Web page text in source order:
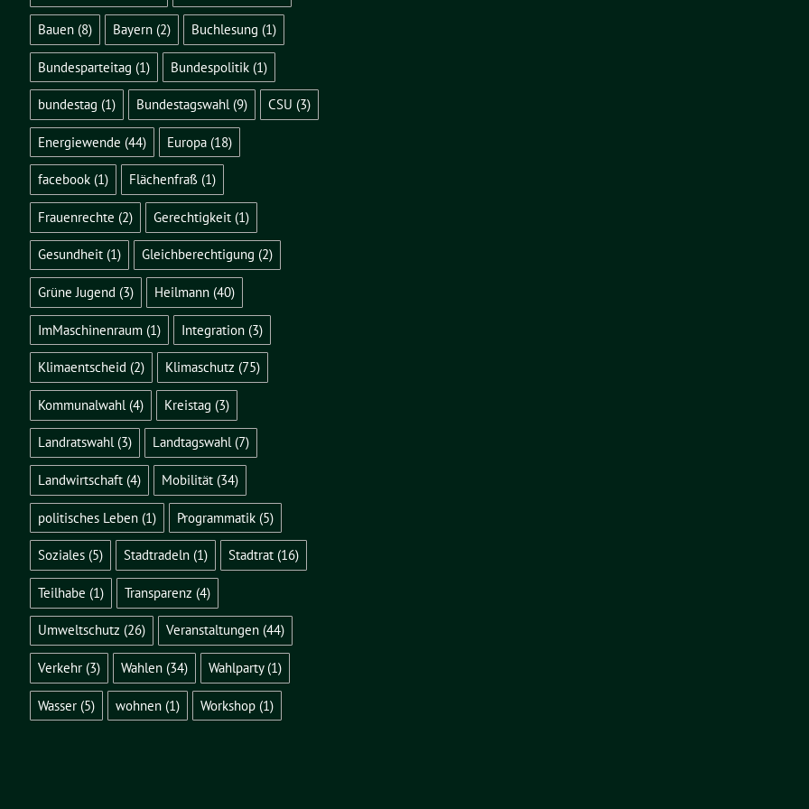
Bauen (8) Bayern(2) Buchlesung (1)
Bundesparteitag (1) Bundespolitik(1)
bundestag (1) Bundestagswahl(9) CSU (3)
Energiewende (44) Europa(18)
facebook (1) Flächenfraß(1)
Frauenrechte (2) Gerechtigkeit(1)
Gesundheit (1) Gleichberechtigung (2)
Grüne Jugend (3) Heilmann(40)
ImMaschinenraum (1) Integration(3)
Klimaentscheid (2) Klimaschutz (75)
Kommunalwahl(4) Kreistag (3)
Landratswahl(3) Landtagswahl(7)
Landwirtschaft (4) Mobilität(34)
politisches Leben (1) Programmatik(5)
Soziales (5) Stadtradeln(1) Stadtrat(16)
Teilhabe (1) Transparenz (4)
Umweltschutz (26) Veranstaltungen(44)
Verkehr (3) Wahlen(34) Wahlparty(1)
Wasser (5) wohnen(1) Workshop(1)